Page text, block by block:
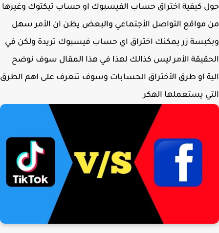
كيفية اختراق حساب الفيسبوك او حساب تيكتوك وغيرها
مواقع التواصل الأجتماعي والبعض يظن ان الأمر سهل
زر يمكنك اختراق اي حساب فيسبوك تريدة ولكن في
الأمر ليس كذالك لهذا في هذا المقال سوف نوضح
او طرق الأختراق الحسابات وسوف تتعرف على اهم الطرق
يستعملها الهكر